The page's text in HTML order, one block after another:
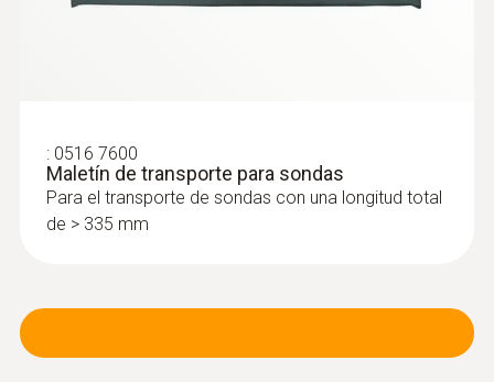
: 0516 7600
Maletín de transporte para sondas
Para el transporte de sondas con una longitud total
de > 335 mm